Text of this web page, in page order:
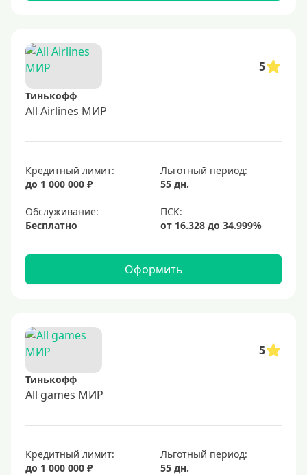
5
Тинькофф
All Airlines МИР
Кредитный лимит:
до 1 000 000 ₽
Льготный период:
55 дн.
Обслуживание:
Бесплатно
Оформить
5
Тинькофф
All games МИР
Кредитный лимит:
до 1 000 000 ₽
Льготный период:
55 дн.